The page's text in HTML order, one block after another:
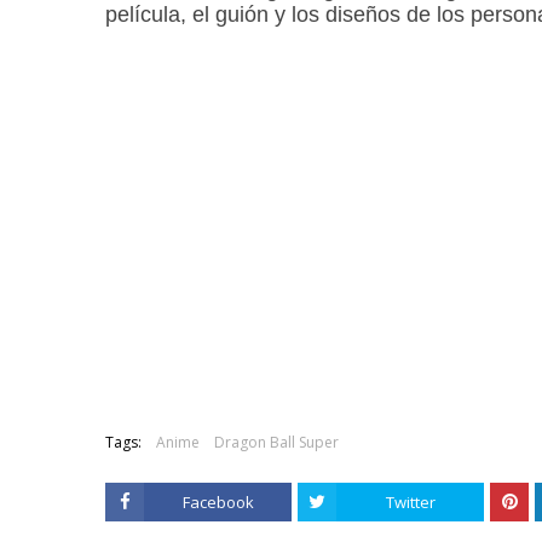
película, el guión y los diseños de los
Tags: Anime Dragon Ball Super
Facebook Twitter